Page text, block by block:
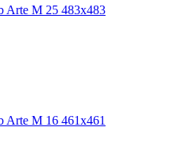
Arte М 25 483х483
Arte М 16 461х461